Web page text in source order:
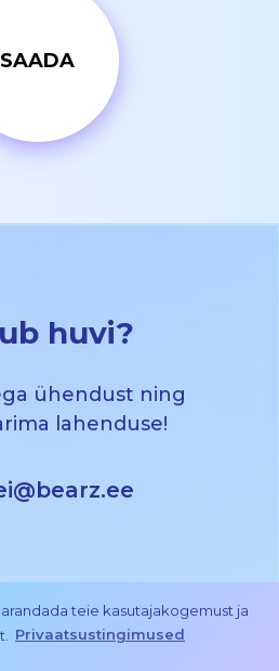
teie kasutajakogemust ja
Privaatsustingimused
huvi?
ühendust ning
lahenduse!